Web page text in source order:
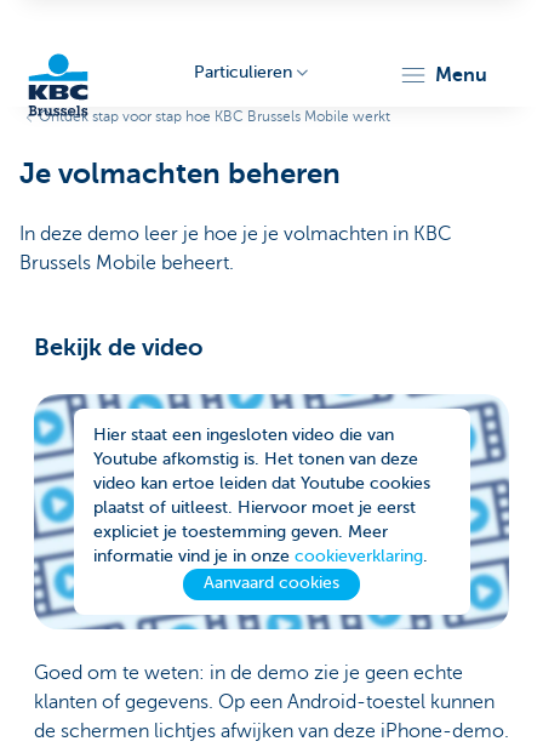
Brussels
Particulieren menu
Ontdek stap voor stap hoe KBC Brussels Mobile werkt
Je volmachten beheren
In deze demo leer je hoe je je volmachten in KBC
Brussels Mobile beheert.
Bekijk de video
Hier staat een ingesloten video die van
Youtube afkomstig is. Het tonen van deze
video kan ertoe leiden dat Youtube cookies
plaatst of uitleest. Hiervoor moet je eerst
expliciet je toestemming geven. Meer
informatie vind je in onze cookieverklaring.
Aanvaard cookies
Goed om te weten: in de demo zie je geen echte
klanten of gegevens. Op een Android-toestel kunnen
de schermen lichtjes afwijken van deze iPhone-demo.